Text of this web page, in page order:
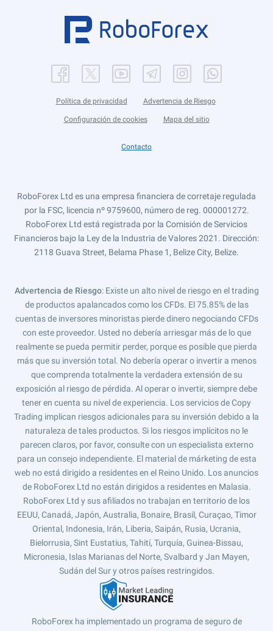
Política de privacidad Advertencia de Riesgo
Configuración de cookies Mapa del sitio
Contacto
RoboForex Ltd es una empresa financiera de corretaje regulada
por la FSC, licencia nº 9759600, número de reg. 000001272.
RoboForex Ltd está registrada por la Comisión de Servicios
Financieros bajo la Ley de la Industria de Valores 2021. Dirección:
2118 Guava Street, Belama Phase 1, Belize City, Belize.
Advertencia de Riesgo: Existe un alto nivel de riesgo en el trading
de productos apalancados como los CFDs. El 75.85% de las
cuentas de inversores minoristas pierde dinero negociando CFDs
con este proveedor. Usted no debería arriesgar más de lo que
realmente se pueda permitir perder, porque es posible que pierda
más que su inversión total. No debería operar o invertir a menos
que comprenda totalmente la verdadera extensión de su
exposición al riesgo de pérdida. Al operar o invertir, siempre debe
tener en cuenta su nivel de experiencia. Los servicios de Copy
Trading implican riesgos adicionales para su inversión debido a la
naturaleza de tales productos. Si los riesgos implícitos no le
parecen claros, por favor, consulte con un especialista externo
para un consejo independiente. El material de márketing de esta
web no está dirigido a residentes en el Reino Unido. Los anuncios
de RoboForex Ltd no están dirigidos a residentes en Malasia.
RoboForex Ltd y sus afiliados no trabajan en territorio de los
EEUU, Canadá, Japón, Australia, Bonaire, Brasil, Curaçao, Timor
Oriental, Indonesia, Irán, Liberia, Saipán, Rusia, Ucrania,
Bielorrusia, Sint Eustatius, Tahití, Turquía, Guinea-Bissau,
Micronesia, Islas Marianas del Norte, Svalbard y Jan Mayen,
Sudán del Sur y otros países restringidos.
RoboForex ha implementado un programa de seguro de